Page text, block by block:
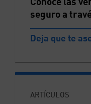
seguro a
Deja que te
ARTÍCULOS